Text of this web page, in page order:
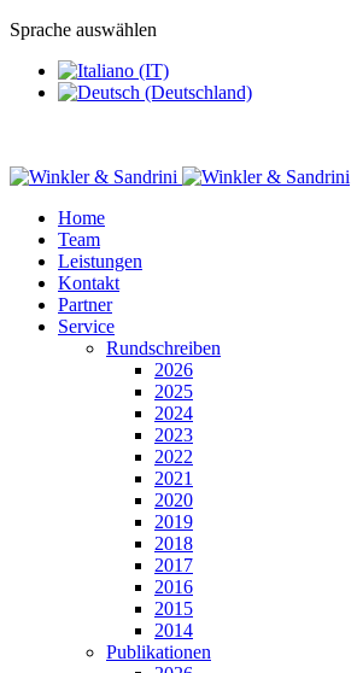
Sprache auswählen
Home
Team
Leistungen
Kontakt
Partner
Service
Rundschreiben
2026
2025
2024
2023
2022
2021
2020
2019
2018
2017
2016
2015
2014
Publikationen